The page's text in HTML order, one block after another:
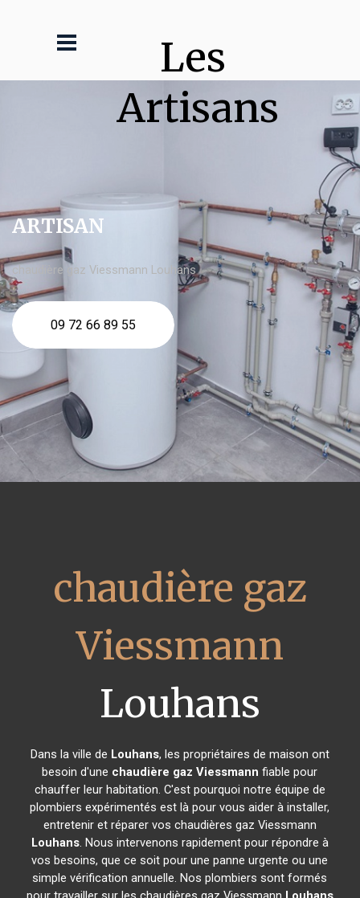
Les
Artisans
ARTISAN
chaudière gaz Viessmann Louhans
09 72 66 89 55
chaudière gaz
Viessmann
Louhans
Dans la ville de Louhans, les propriétaires de maison ont
besoin d'une chaudière gaz Viessmann fiable pour
chauffer leur habitation. C'est pourquoi notre équipe de
plombiers expérimentés est là pour vous aider à installer,
entretenir et réparer vos chaudières gaz Viessmann
Louhans. Nous intervenons rapidement pour répondre à
vos besoins, que ce soit pour une panne urgente ou une
simple vérification annuelle. Nos plombiers sont formés